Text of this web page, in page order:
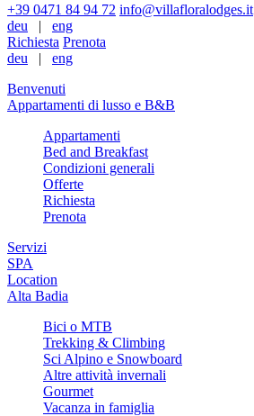
+39 0471 84 94 72 info@villafloralodges.it
deu | eng
Richiesta Prenota
deu | eng
Benvenuti
Appartamenti di lusso e B&B
Appartamenti
Bed and Breakfast
Condizioni generali
Offerte
Richiesta
Prenota
Servizi
SPA
Location
Alta Badia
Bici o MTB
Trekking & Climbing
Sci Alpino e Snowboard
Altre attività invernali
Gourmet
Vacanza in famiglia